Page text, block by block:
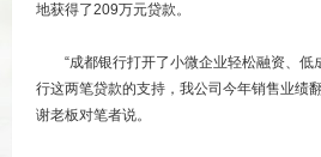
地获得了209万元贷款。
“成都银行打开了小微企业轻松融资、低
行这两笔贷款的支持，我公司今年销售业绩
谢老板对笔者说。